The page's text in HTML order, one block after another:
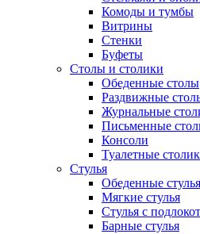
Комоды и тумбы
Витрины
Стенки
Буфеты
Столы и столики
Обеденные столы
Раздвижные
Журнальные
Письменные
Консоли
Туалетные
Стулья
Обеденные стулья
Мягкие стулья
Стулья с
Барные стулья